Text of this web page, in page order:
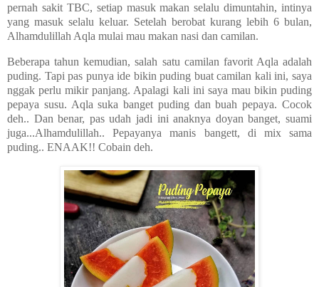
pernah sakit TBC, setiap masuk makan selalu dimuntahin, intinya
yang masuk selalu keluar. Setelah berobat kurang lebih 6 bulan,
Alhamdulillah Aqla mulai mau makan nasi dan camilan.
Beberapa tahun kemudian, salah satu camilan favorit Aqla adalah
puding. Tapi pas punya ide bikin puding buat camilan kali ini, saya
nggak perlu mikir panjang. Apalagi kali ini saya mau bikin puding
pepaya susu. Aqla suka banget puding dan buah pepaya. Cocok
deh.. Dan benar, pas udah jadi ini anaknya doyan banget, suami
juga...Alhamdulillah.. Pepayanya manis bangett, di mix sama
puding.. ENAAK!! Cobain deh.